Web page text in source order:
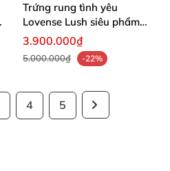
Trứng rung tình yêu
Lovense Lush siêu phẩm
điều khiển từ xa Mỹ
3.900.000₫
5.000.000₫ -22%
4 5